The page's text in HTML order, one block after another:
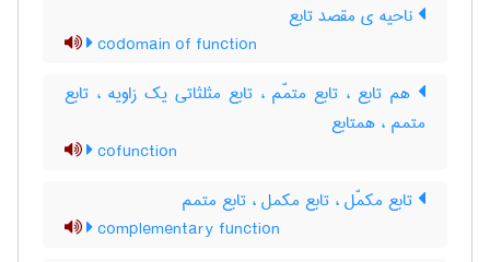
ناحیه ی مقصد تابع
codomain of function
هم تابع ، تابع متمّم ، تابع مثلثاتی یک زاویه ، تابع
متمم ، همتابع
cofunction
تابع مکمّل ، تابع مکمل ، تابع متمم
complementary function